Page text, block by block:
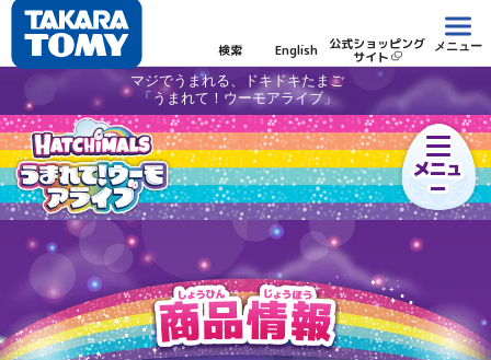
検索 English 公式ショッピング
サイト
メニュー
マジでうまれる、ドキドキたまご
「うまれて！ウーモアライブ」
メニュ
ー